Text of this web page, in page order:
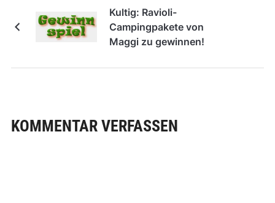
Kultig: Ravioli-
Campingpakete von
Maggi zu gewinnen!
KOMMENTAR VERFASSEN